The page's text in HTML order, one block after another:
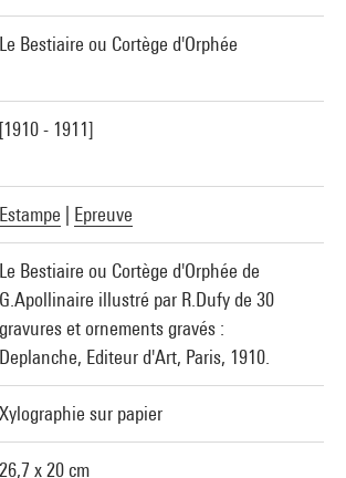
Le Bestiaire ou Cortège d'Orphée
[1910 - 1911]
Estampe Epreuve
Le Bestiaire ou Cortège d'Orphée de
G.Apollinaire illustré par R.Dufy de 30
gravures et ornements gravés :
Deplanche, Editeur d'Art, Paris, 1910.
Xylographie sur papier
26,7 x 20 cm